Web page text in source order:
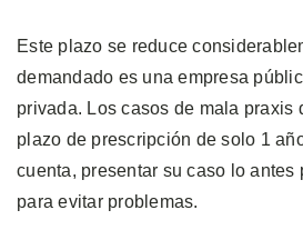
Este plazo se reduce
demandado es una empresa
privada. Los casos de mala praxis
plazo de prescripción de solo 1
cuenta, presentar su caso lo antes
para evitar problemas.